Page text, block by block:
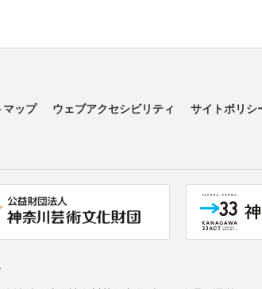
マップ ウェブアクセシビリティ サイトポリシ